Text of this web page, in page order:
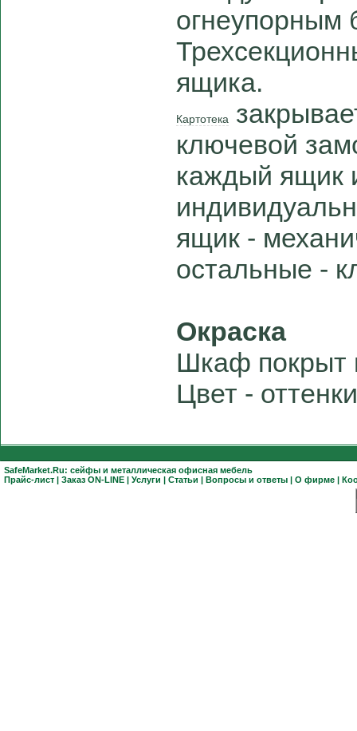
огнеупорным
ящика.
Картотека
ключевой
каждый ящик
ящик -
остальные -
Окраска
Шкаф покрыт
Цвет -
SafeMarket.Ru: сейфы и металлическая офисная мебель
Прайс-лист | Заказ ON-LINE | Услуги | Статьи | Вопросы и ответы | О фирме |